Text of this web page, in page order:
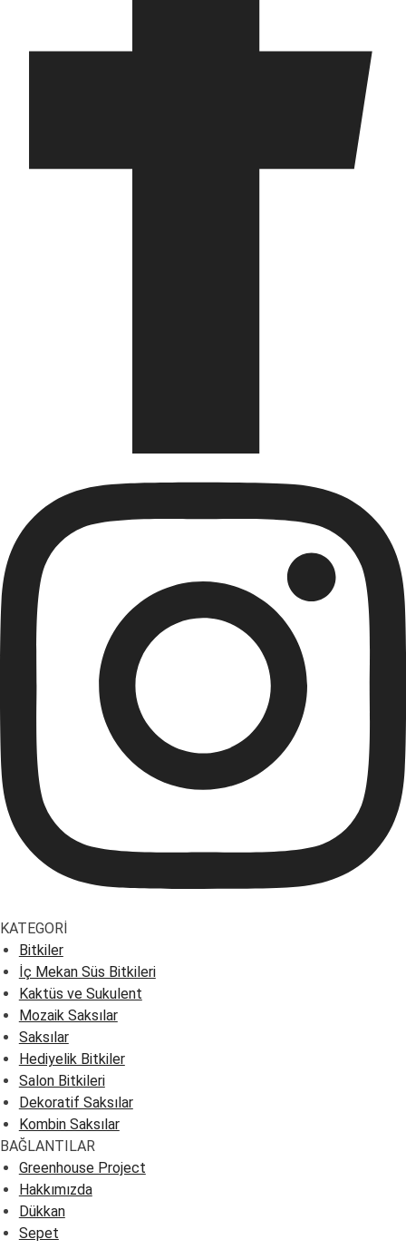
KATEGORİ
Bitkiler
İç Mekan Süs Bitkileri
Kaktüs ve Sukulent
Mozaik Saksılar
Saksılar
Hediyelik Bitkiler
Salon Bitkileri
Dekoratif Saksılar
Kombin Saksılar
BAĞLANTILAR
Greenhouse Project
Hakkımızda
Dükkan
Sepet